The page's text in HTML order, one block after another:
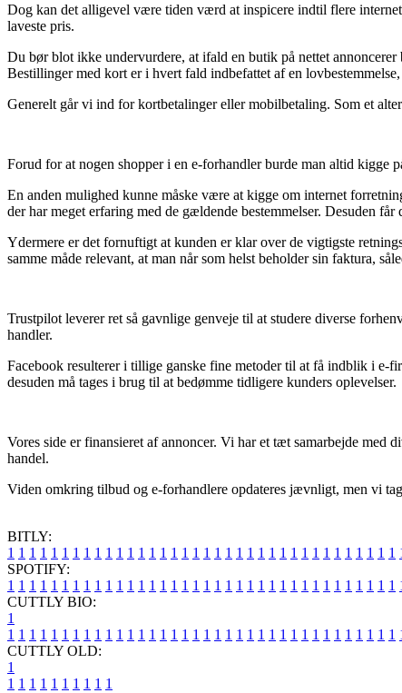
Dog kan det alligevel være tiden værd at inspicere indtil flere
laveste pris.
Du bør blot ikke undervurdere, at ifald en butik på nettet
Bestillinger med kort er i hvert fald indbefattet af en
Generelt går vi ind for kortbetalinger eller mobilbetaling. Som et
Forud for at nogen shopper i en e-forhandler burde man altid kigge
En anden mulighed kunne måske være at kigge om internet
der har meget erfaring med de gældende bestemmelser. Desuden
Ydermere er det fornuftigt at kunden er klar over de vigtigste
samme måde relevant, at man når som helst beholder sin faktura,
Trustpilot leverer ret så gavnlige genveje til at studere diverse
handler.
Facebook resulterer i tillige ganske fine metoder til at få indblik i e-
desuden må tages i brug til at bedømme tidligere kunders oplevelser.
Vores side er finansieret af annoncer. Vi har et tæt samarbejde med
handel.
Viden omkring tilbud og e-forhandlere opdateres jævnligt, men vi
BITLY:
1 1 1 1 1 1 1 1 1 1 1 1 1 1 1 1 1 1 1 1 1 1 1 1 1 1 1 1 1 1 1 1 1 1 1 1
SPOTIFY:
1 1 1 1 1 1 1 1 1 1 1 1 1 1 1 1 1 1 1 1 1 1 1 1 1 1 1 1 1 1 1 1 1 1 1 1
CUTTLY BIO:
1
1 1 1 1 1 1 1 1 1 1 1 1 1 1 1 1 1 1 1 1 1 1 1 1 1 1 1 1 1 1 1 1 1 1 1 1
CUTTLY OLD:
1
1 1 1 1 1 1 1 1 1 1